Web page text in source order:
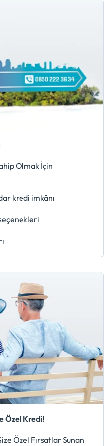
Olmak İçin
kredi imkânı
Özel Kredi!
Özel Fırsatlar Sunan